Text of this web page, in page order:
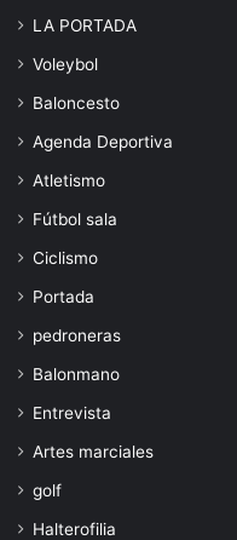
LA PORTADA
Voleybol
Baloncesto
Agenda Deportiva
Atletismo
Fútbol sala
Ciclismo
Portada
pedroneras
Balonmano
Entrevista
Artes marciales
golf
Halterofilia